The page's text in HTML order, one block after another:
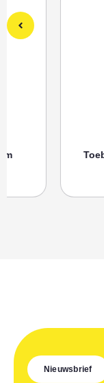
Toebehoren,
Nieuwsbrief